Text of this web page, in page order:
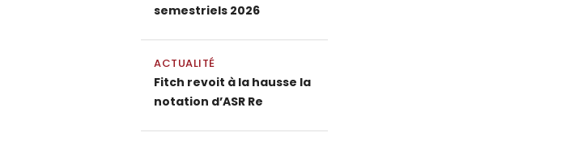
semestriels 2026
ACTUALITÉ
Fitch revoit à la hausse la
notation d’ASR Re